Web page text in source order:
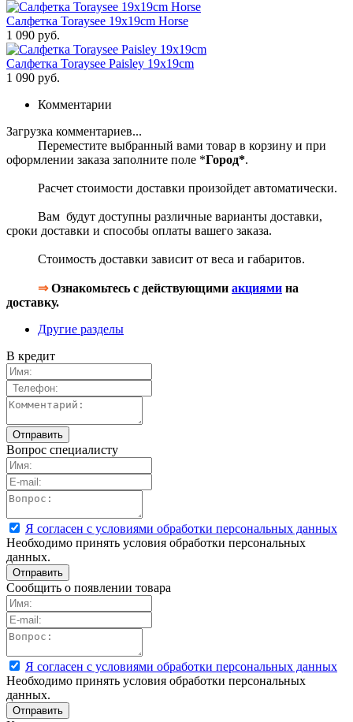
Салфетка Toraysee 19x19cm Horse
1 090 руб.
Салфетка Toraysee Paisley 19x19cm
1 090 руб.
Комментарии
Загрузка комментариев...
Переместите выбранный вами товар в корзину и при
оформлении заказа заполните поле *Город*.
Расчет стоимости доставки произойдет автоматически.
Вам будут доступны различные варианты доставки,
сроки доставки и способы оплаты вашего заказа.
Стоимость доставки зависит от веса и габаритов.
⇒Ознакомьтесь с действующими акциями на
доставку.
Другие разделы
В кредит
Вопрос специалисту
Я согласен с условиями обработки персональных данных
Необходимо принять условия обработки персональных
данных.
Сообщить о появлении товара
Я согласен с условиями обработки персональных данных
Необходимо принять условия обработки персональных
данных.